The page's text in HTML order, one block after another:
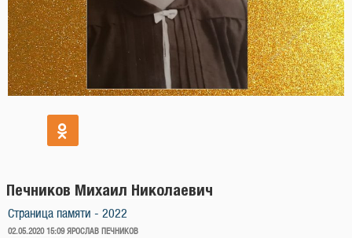
Печников Михаил Николаевич
Страница памяти - 2022
ОПУБЛИКОВАНО
02.05.2020 15:09 ЯРОСЛАВ ПЕЧНИКОВ